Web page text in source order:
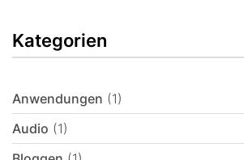
Kategorien
Anwendungen (1)
Audio (1)